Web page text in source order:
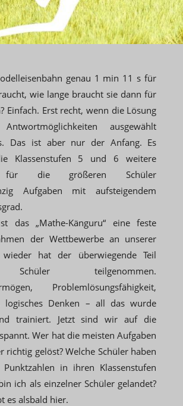
genau 1 min 11 s für
wie lange braucht sie dann für
Einfach. Erst recht, wenn die Lösung
ausgewählt
Das ist aber nur der Anfang. Es
Klassenstufen 5 und 6 weitere
für die größeren Schüler
Aufgaben mit aufsteigendem
das „Mathe-Känguru“ eine feste
der Wettbewerbe an unserer
hat der überwiegende Teil
teilgenommen.
Problemlösungsfähigkeit,
logisches Denken – all das wurde
trainiert. Jetzt sind wir auf die
Wer hat die meisten Aufgaben
richtig gelöst? Welche Schüler haben
in ihren Klassenstufen
ich als einzelner Schüler gelandet?
es alsbald hier.